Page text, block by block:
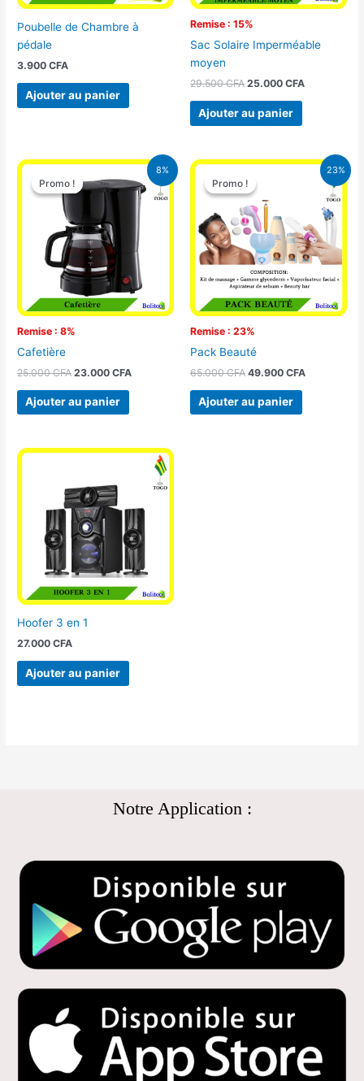
Poubelle de Chambre à
pédale
3.900CFA
Ajouter au panier
Remise : 15%
Sac Solaire Imperméable
moyen
29.500CFA 25.000 CFA
Ajouter au panier
8%
Promo !
Remise : 8%
Promo !
Cafetière
25.000CFA
Le
prix
initial
25.000 CFA.
23.000CFA
Le
prix
actuel
est :
23.000 CFA.
Ajouter au panier
23%
Promo !
Remise : 23%
Promo !
Pack Beauté
65.000CFA
Le
prix
initial
était :
65.000 CFA.
49.900 CFA
Le
prix
actuel
49.900
Ajouter au panier
Hoofer 3 en 1
27.000CFA
Ajouter au panier
Notre Application :